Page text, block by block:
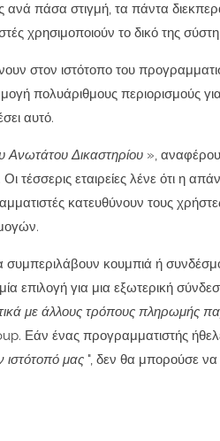
ανά πάσα στιγμή, τα πάντα
χρησιμοποιούν το δικό της
ιστότοπο του
πολυάριθμους περιορισμούς
αυτό.
Ανωτάτου Δικαστηρίου »,
. Οι τέσσερις εταιρείες λένε ότι η
κατευθύνουν τους
συμπεριλάβουν κουμπιά ή
επιλογή για μια εξωτερική
με άλλους τρόπους πληρωμής
Εάν ένας προγραμματιστής
ιστότοπό μας ", δεν θα μπορούσε να